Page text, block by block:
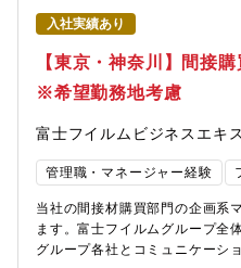
大な一次情報の集約、事業部を
そして「型化されていない複雑
って、エス・エム・エスの事業
現在、親会社からの事業要請は
組織として大きな成長・拡大フ
には、これまでの延長線上では
一人ひとりがより付加価値の高
な業務プロセスの抜本的な見直
である高い業務設計力に生成AI
化を加速させていきます。この
ョンを牽引していただくため、
入社実績あり
【東京・神奈川】間接
※希望勤務地考慮
富士フイルムビジネスエキ
管理職・マネージャー経験
当社の間接材購買部門の企画系
ます。富士フイルムグループ全
グループ各社とコミュニケーシ